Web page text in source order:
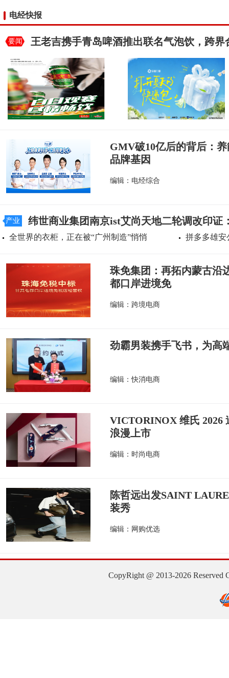
电经快报
要闻 王老吉携手青岛啤酒推出联名气泡饮，跨
GMV破10亿后的背后：
品牌基因
编辑：电经综合
产业 纬世商业集团南京ist艾尚天地二轮调改印证
全世界的衣柜，正在被“广州制造”悄悄 拼多多雄安
珠免集团：再拓内蒙古沿
都口岸进境免
编辑：跨境电商
劲霸男装携手飞书，为高
编辑：快消电商
VICTORINOX 维氏 2026
浪漫上市
编辑：时尚电商
陈哲远出发SAINT
装秀
编辑：网购优选
CopyRight @ 2013-2026